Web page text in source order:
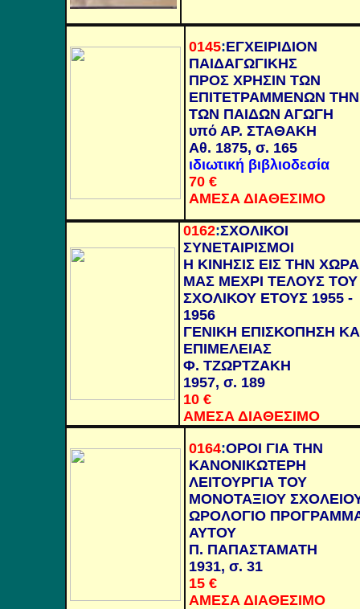
0145:ΕΓΧΕΙΡΙΔΙΟΝ
ΠΑΙΔΑΓΩΓΙΚΗΣ
ΠΡΟΣ ΧΡΗΣΙΝ ΤΩΝ
ΕΠΙΤΕΤΡΑΜΜΕΝΩΝ ΤΗΝ
ΤΩΝ ΠΑΙΔΩΝ ΑΓΩΓΗ
υπό ΑΡ. ΣΤΑΘΑΚΗ
Αθ. 1875, σ. 165
ιδιωτική βιβλιοδεσία
70 €
ΑΜΕΣΑ ΔΙΑΘΕΣΙΜΟ
0162:ΣΧΟΛΙΚΟΙ
ΣΥΝΕΤΑΙΡΙΣΜΟΙ
Η ΚΙΝΗΣΙΣ ΕΙΣ ΤΗΝ
ΜΑΣ ΜΕΧΡΙ ΤΕΛΟΥΣ ΤΟΥ
ΣΧΟΛΙΚΟΥ ΕΤΟΥΣ 1955 -
1956
ΓΕΝΙΚΗ ΕΠΙΣΚΟΠΗΣΗ
ΕΠΙΜΕΛΕΙΑΣ
Φ. ΤΖΩΡΤΖΑΚΗ
1957, σ. 189
10 €
ΑΜΕΣΑ ΔΙΑΘΕΣΙΜΟ
0164:ΟΡΟΙ ΓΙΑ ΤΗΝ
ΚΑΝΟΝΙΚΩΤΕΡΗ
ΛΕΙΤΟΥΡΓΙΑ ΤΟΥ
ΜΟΝΟΤΑΞΙΟΥ
ΩΡΟΛΟΓΙΟ
ΑΥΤΟΥ
Π. ΠΑΠΑΣΤΑΜΑΤΗ
1931, σ. 31
15 €
ΑΜΕΣΑ ΔΙΑΘΕΣΙΜΟ